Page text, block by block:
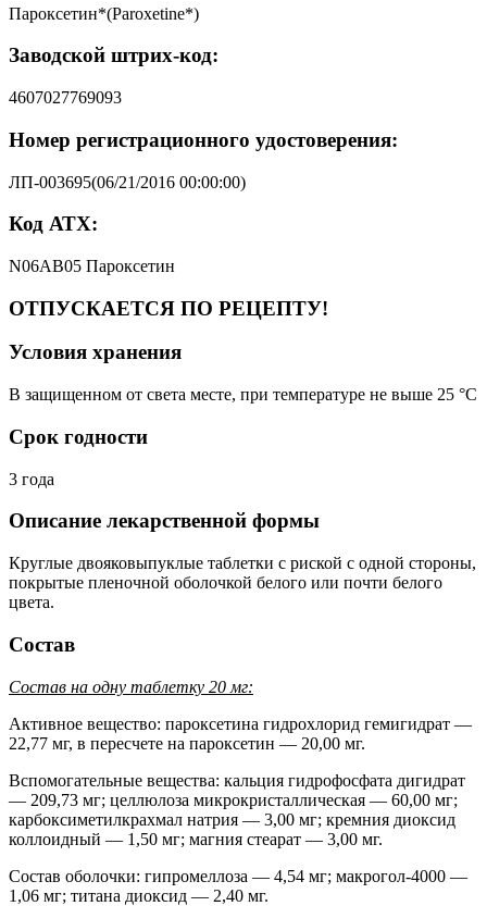
Пароксетин*(Paroxetine*)
Заводской штрих-код:
4607027769093
Номер регистрационного удостоверения:
ЛП-003695(06/21/2016 00:00:00)
Код АТХ:
N06AB05 Пароксетин
ОТПУСКАЕТСЯ ПО РЕЦЕПТУ!
Условия хранения
В защищенном от света месте, при температуре не выше 25 °C
Срок годности
3 года
Описание лекарственной формы
Круглые двояковыпуклые таблетки с риской с одной стороны,
покрытые пленочной оболочкой белого или почти белого
цвета.
Состав
Состав на одну таблетку 20 мг:
Активное вещество: пароксетина гидрохлорид гемигидрат —
22,77 мг, в пересчете на пароксетин — 20,00 мг.
Вспомогательные вещества: кальция гидрофосфата дигидрат
— 209,73 мг; целлюлоза микрокристаллическая — 60,00 мг;
карбоксиметилкрахмал натрия — 3,00 мг; кремния диоксид
коллоидный — 1,50 мг; магния стеарат — 3,00 мг.
Состав оболочки: гипромеллоза — 4,54 мг; макрогол-4000 —
1,06 мг; титана диоксид — 2,40 мг.